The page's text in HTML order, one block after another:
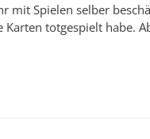
mit Spielen selber
totgespielt habe.